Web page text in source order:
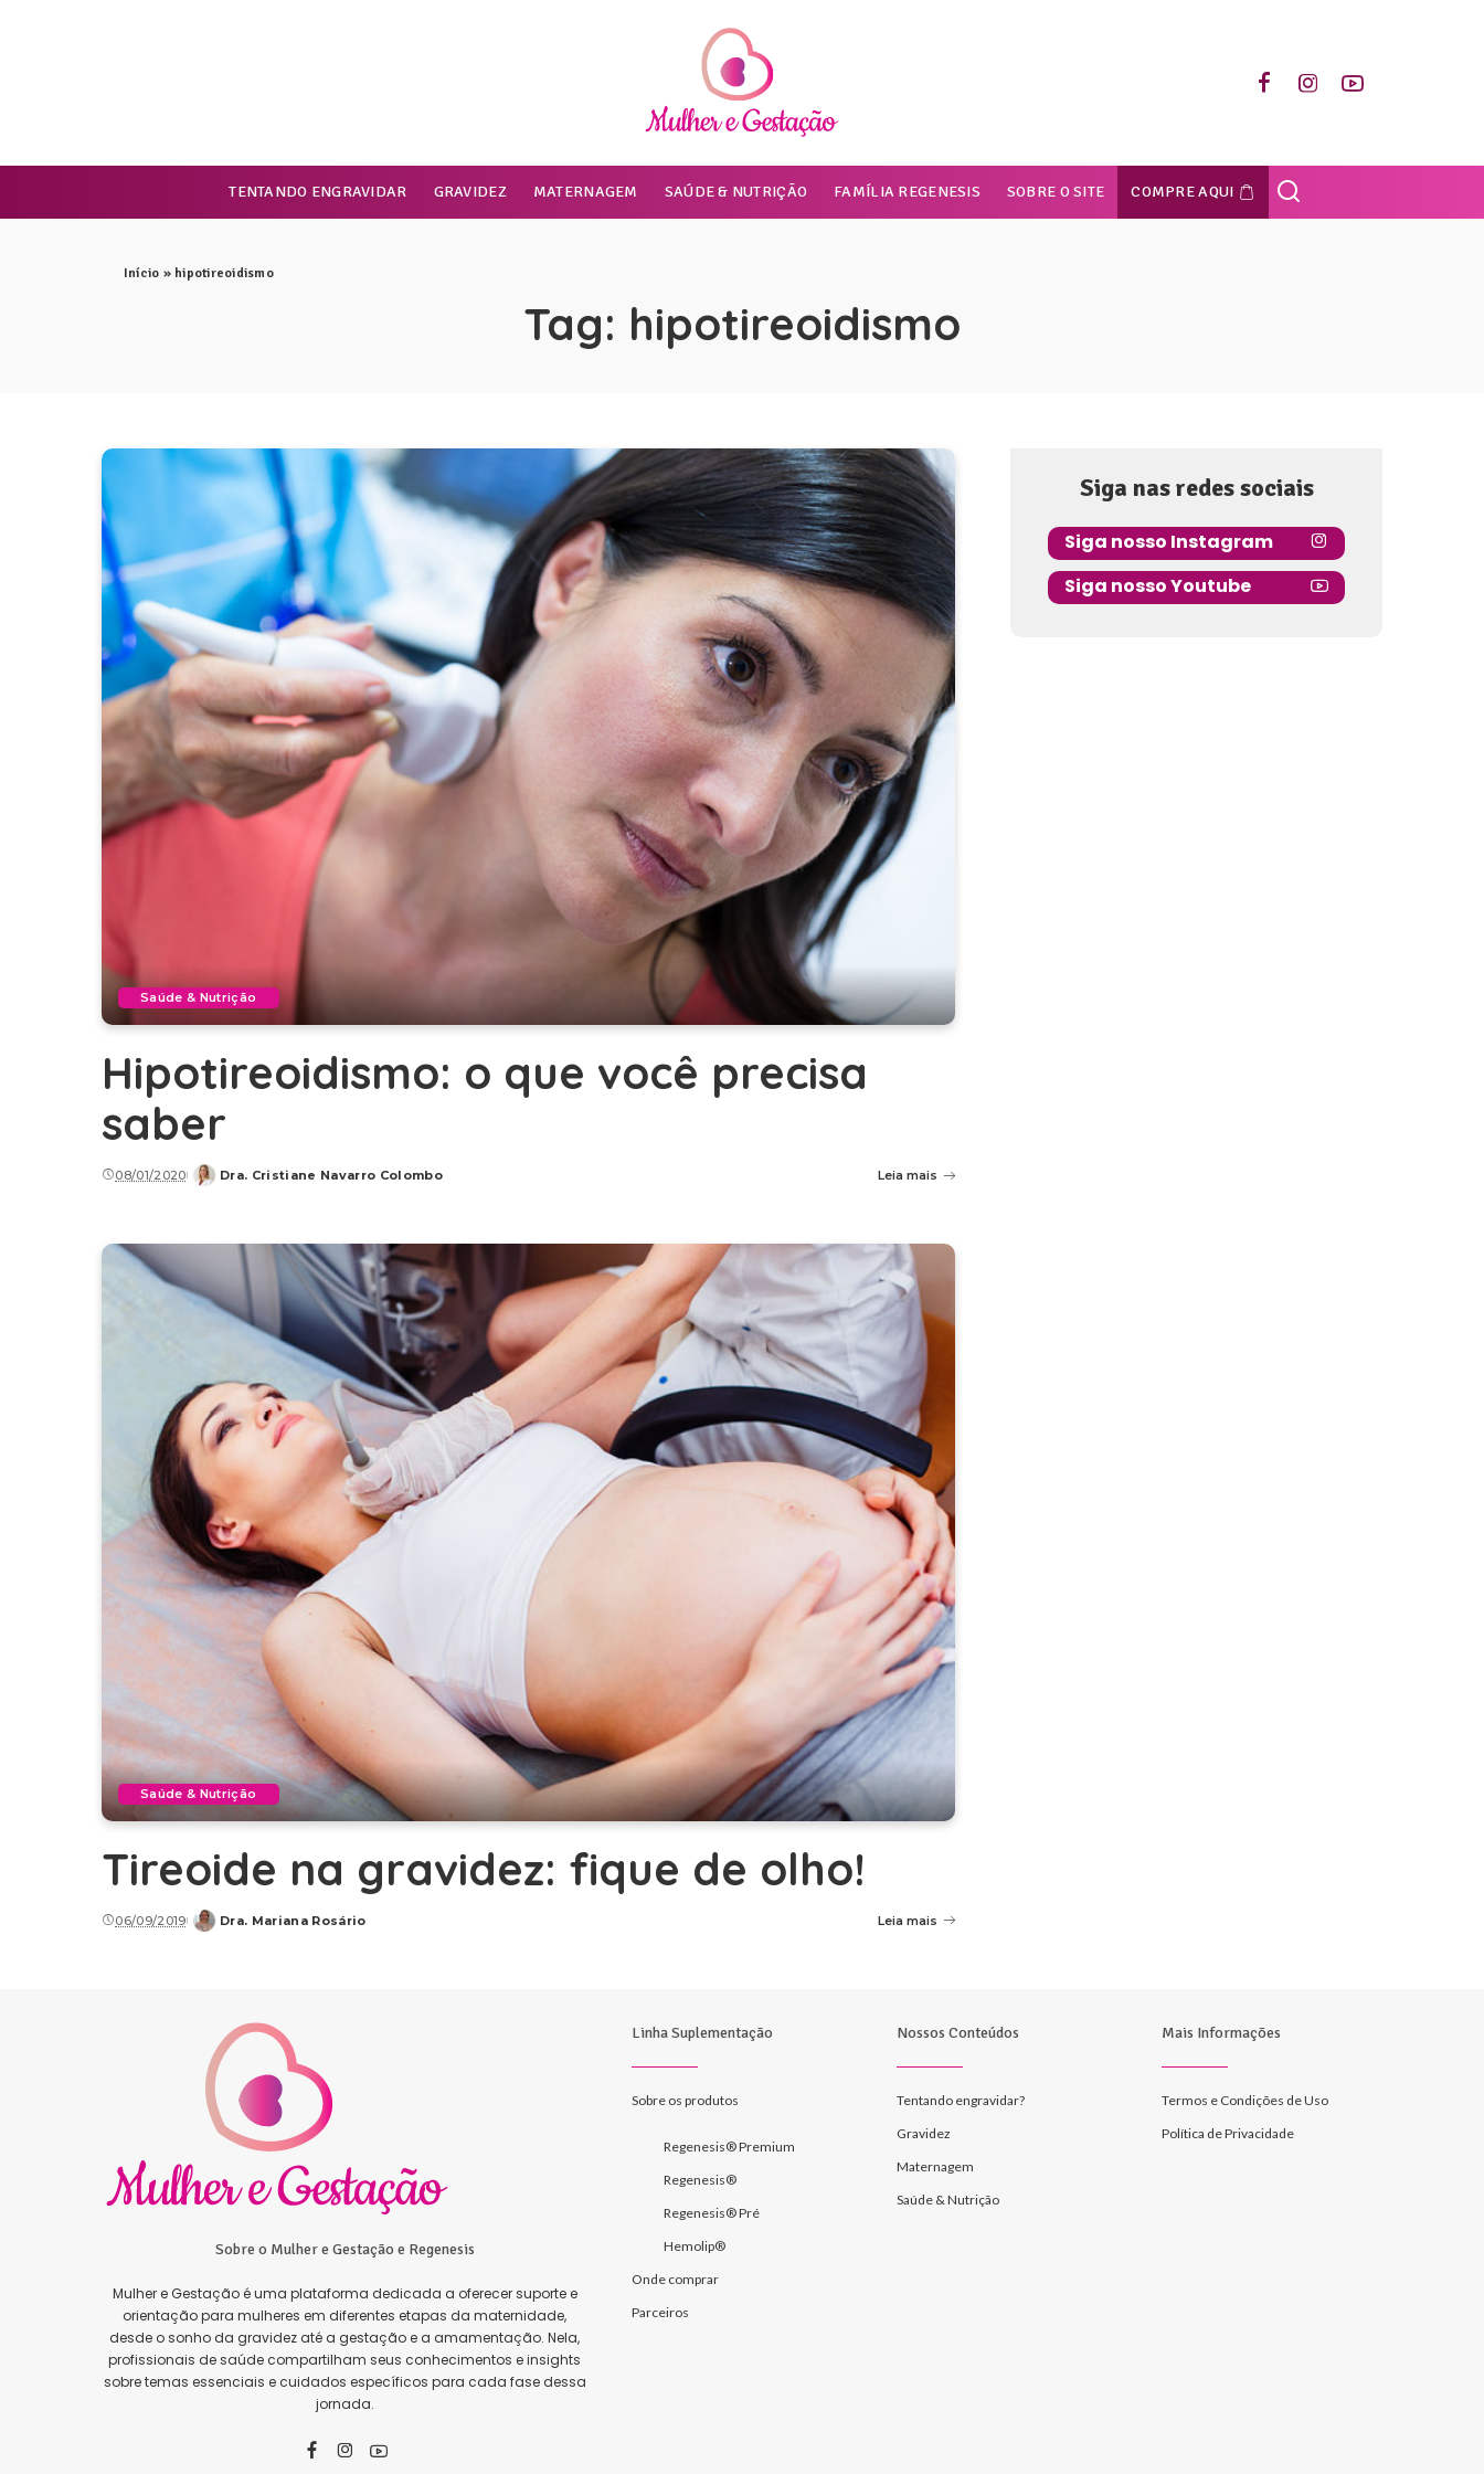
TENTANDO ENGRAVIDAR GRAVIDEZ MATERNAGEM SAÚDE & NUTRIÇÃO FAMÍLIA REGENESIS SOBRE O SITE COMPRE AQUI
Início » hipotireoidismo
Tag: hipotireoidismo
Saúde & Nutrição
Hipotireoidismo: o que você precisa
saber
08/01/2020
Posted
Dra. Cristiane Navarro Colombo Leia mais
Saúde & Nutrição
Tireoide na gravidez: fique de olho!
06/09/2019
Posted
Dra. Mariana Rosário Leia mais
Siga nas redes sociais
Siga nosso Instagram
Siga nosso Youtube
Sobre o Mulher e Gestação e Regenesis
Mulher e Gestação é uma plataforma dedicada a oferecer suporte e
orientação para mulheres em diferentes etapas da maternidade,
desde o sonho da gravidez até a gestação e a amamentação. Nela,
profissionais de saúde compartilham seus conhecimentos e insights
sobre temas essenciais e cuidados específicos para cada fase dessa
jornada.
Linha Suplementação
Sobre os produtos
Regenesis® Premium
Regenesis®
Regenesis® Pré
Hemolip®
Onde comprar
Parceiros
Nossos Conteúdos
Tentando engravidar?
Gravidez
Maternagem
Saúde & Nutrição
Mais Informações
Termos e Condições de Uso
Política de Privacidade